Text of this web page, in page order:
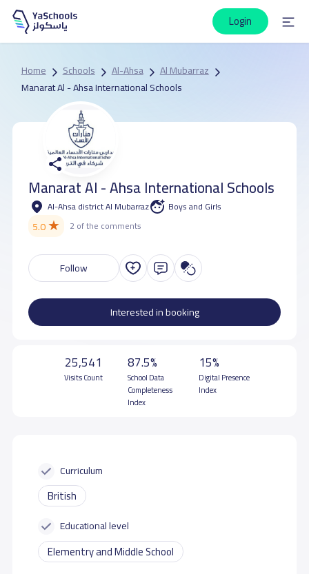
Login
Home Schools Al-Ahsa
Al Mubarraz
Manarat Al - Ahsa International Schools
Manarat Al - Ahsa International Schools
Al-Ahsa district Al Mubarraz Boys and Girls
5.0★ 2 of the comments
Follow
Interested in booking
25,541
Visits Count
87.5%
School Data
Completeness
Index
15%
Digital Presence
Index
Curriculum
British
Educational level
Elementry and Middle School